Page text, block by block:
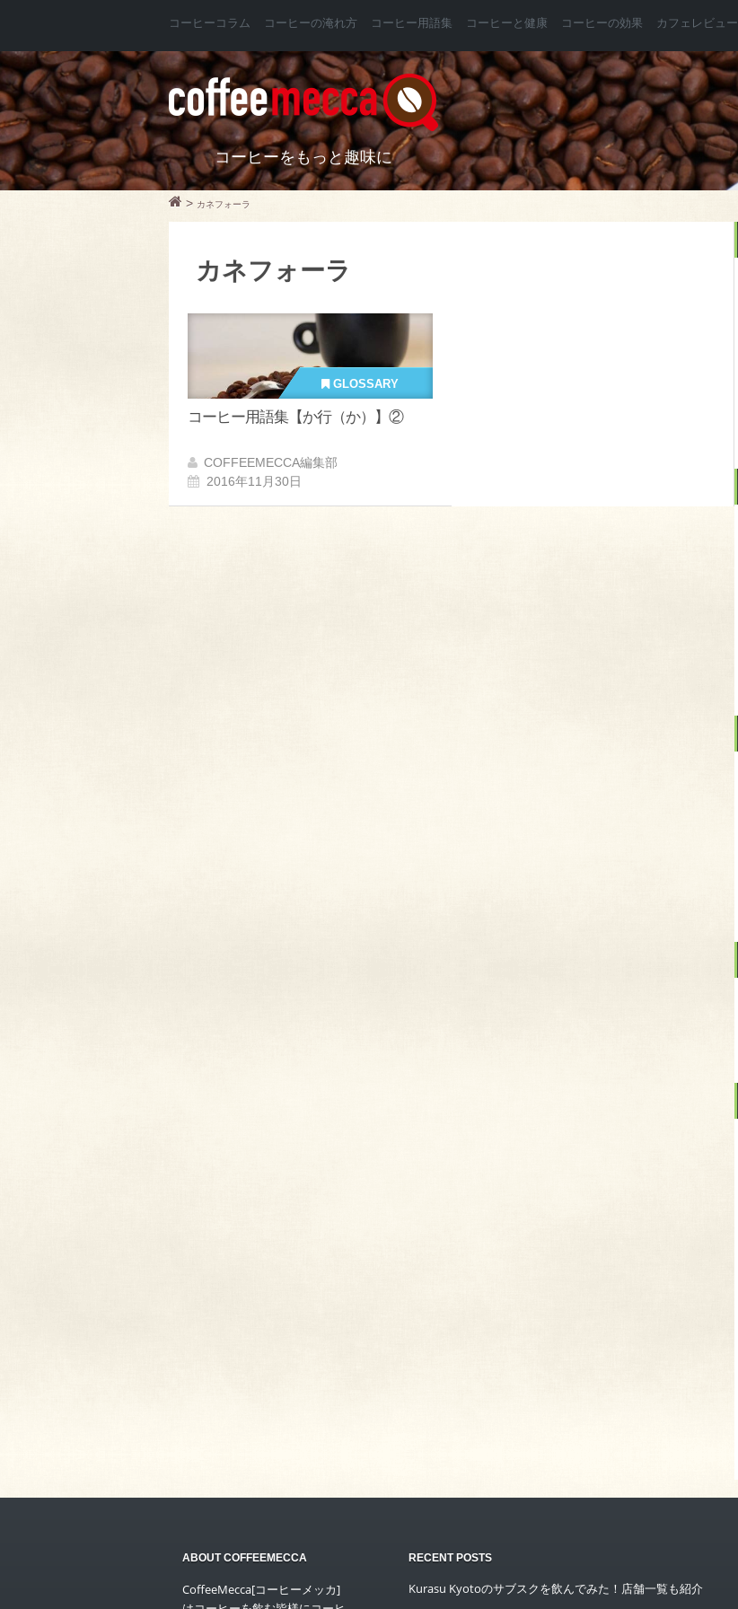
コーヒーコラム コーヒーの淹れ方 コーヒー用語集 コーヒーと健康 コーヒーの効果 カフェレビュー
コーヒーをもっと趣味に
> カネフォーラ
カネフォーラ
GLOSSARY
コーヒー用語集【か行（か）】②
COFFEEMECCA編集部
2016年11月30日
ABOUT COFFEEMECCA
CoffeeMecca[コーヒーメッカ]
RECENT POSTS
Kurasu Kyotoのサブスクを飲んでみた！店舗一覧も紹介